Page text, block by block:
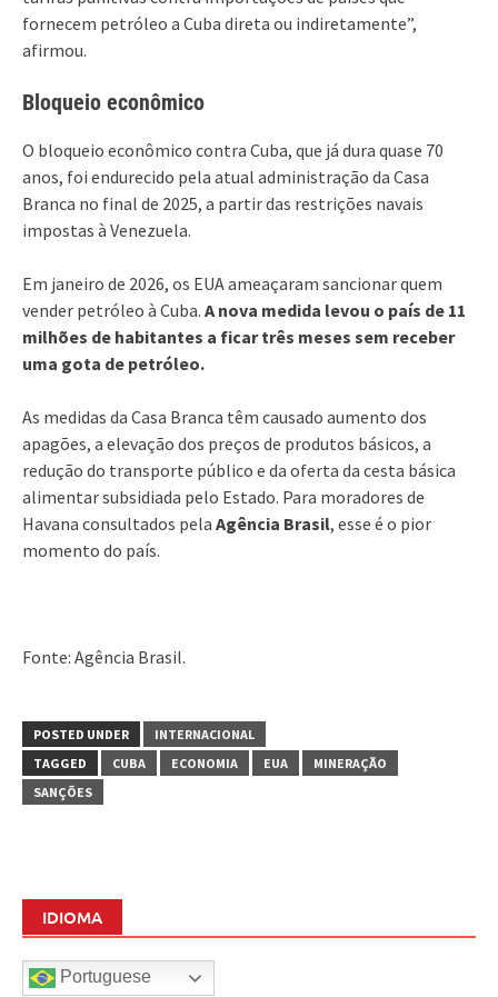
fornecem petróleo a Cuba direta ou indiretamente”,
afirmou.
Bloqueio econômico
O bloqueio econômico contra Cuba, que já dura quase 70
anos, foi endurecido pela atual administração da Casa
Branca no final de 2025, a partir das restrições navais
impostas à Venezuela.
Em janeiro de 2026, os EUA ameaçaram sancionar quem
vender petróleo à Cuba. A nova medida levou o país de 11
milhões de habitantes a ficar três meses sem receber
uma gota de petróleo.
As medidas da Casa Branca têm causado aumento dos
apagões, a elevação dos preços de produtos básicos, a
redução do transporte público e da oferta da cesta básica
alimentar subsidiada pelo Estado. Para moradores de
Havana consultados pela Agência Brasil, esse é o pior
momento do país.
Fonte: Agência Brasil.
POSTED UNDER
INTERNACIONAL
TAGGED
CUBA ECONOMIA EUA
MINERAÇÃO
SANÇÕES
IDIOMA
Portuguese